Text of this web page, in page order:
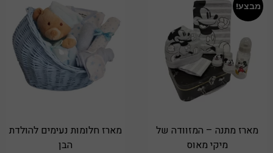
מבצע!
מארז מתנה – המזוודה של
מיקי מאוס
מארז חלומות נעימים להולדת
הבן